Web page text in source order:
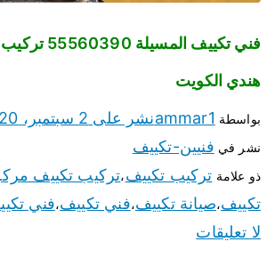
فني تكييف
هندي الكويت
بواسطة ammar1نشر على 2 سبتمبر، 2020
نشر في فنيين-تكييف
ذو علامة تركيب تكييف،تركيب تكييف
تكييف،صيانة تكييف،فني تكييف،فني
لا تعليقات